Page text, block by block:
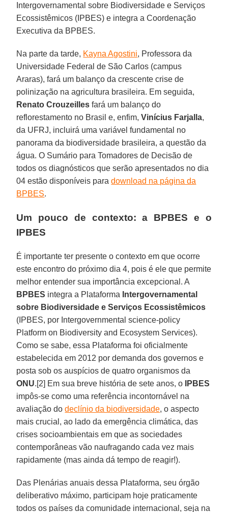
Intergovernamental sobre Biodiversidade e Serviços
Ecossistêmicos (IPBES) e integra a Coordenação
Executiva da BPBES.
Na parte da tarde, Kayna Agostini, Professora da
Universidade Federal de São Carlos (campus
Araras), fará um balanço da crescente crise de
polinização na agricultura brasileira. Em seguida,
Renato Crouzeilles fará um balanço do
reflorestamento no Brasil e, enfim,Vinícius Farjalla,
da UFRJ, incluirá uma variável fundamental no
panorama da biodiversidade brasileira, a questão da
água. O Sumário para Tomadores de Decisão de
todos os diagnósticos que serão apresentados no dia
04 estão disponíveis paradownload na página da
BPBES.
Um pouco de contexto: a BPBES e o
IPBES
É importante ter presente o contexto em que ocorre
este encontro do próximo dia 4, pois é ele que permite
melhor entender sua importância excepcional. A
BPBES integra a Plataforma Intergovernamental
sobre Biodiversidade e Serviços Ecossistêmicos
(IPBES, por Intergovernmental science-policy
Platform on Biodiversity and Ecosystem Services).
Como se sabe, essa Plataforma foi oficialmente
estabelecida em 2012 por demanda dos governos e
posta sob os auspícios de quatro organismos da
ONU.[2] Em sua breve história de sete anos, o
IPBES
impôs-se como uma referência incontornável na
avaliação dodeclínio da biodiversidade, o aspecto
mais crucial, ao lado da emergência climática, das
crises socioambientais em que as sociedades
contemporâneas vão naufragando cada vez mais
rapidamente (mas ainda dá tempo de reagir!).
Das Plenárias anuais dessa Plataforma, seu órgão
deliberativo máximo, participam hoje praticamente
todos os países da comunidade internacional, seja na